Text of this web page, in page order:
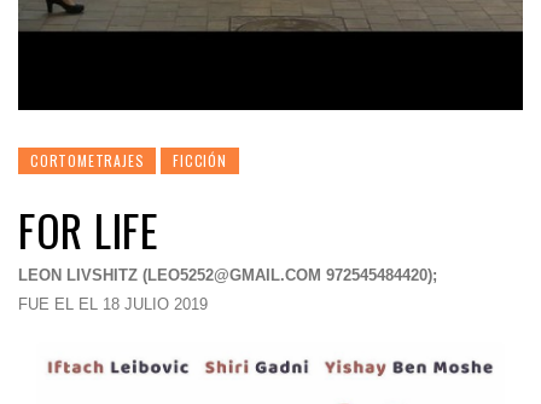
CORTOMETRAJES FICCIÓN
FOR LIFE
LEON LIVSHITZ (LEO5252@GMAIL.COM 972545484420);
FUE EL EL 18 JULIO 2019